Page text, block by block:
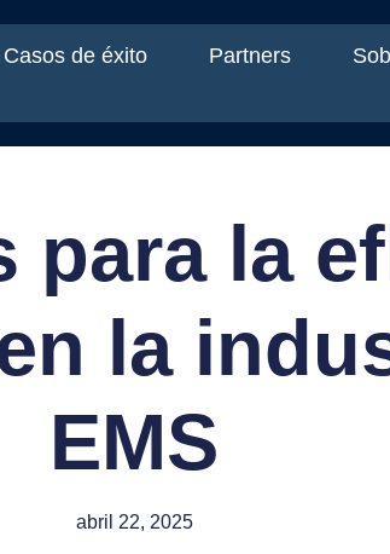
Casos de éxito Partners
para la
la
EMS
abril 22, 2025